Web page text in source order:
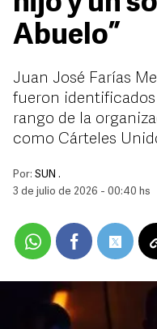
Abuelo”
Juan José Farías
fueron
rango de la
como Cárteles
Por: SUN .
3 de julio de 2026 - 00:40 hs